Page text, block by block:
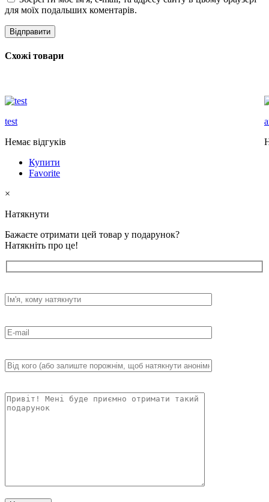
для моїх подальших коментарів.
Схожі товари
test
Немає відгуків
Купити
Favorite
×
Натякнути
Бажаєте отримати цей товар у подарунок?
Натякніть про це!